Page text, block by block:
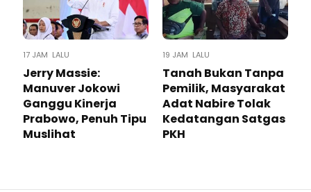
17 JAM LALU
Jerry Massie:
Manuver Jokowi
Ganggu Kinerja
Prabowo, Penuh Tipu
Muslihat
19 JAM LALU
Tanah Bukan Tanpa
Pemilik, Masyarakat
Adat Nabire Tolak
Kedatangan Satgas
PKH